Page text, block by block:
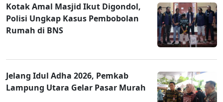
Kotak Amal Masjid Ikut Digondol,
Polisi Ungkap Kasus Pembobolan
Rumah di BNS
Jelang Idul Adha 2026, Pemkab
Lampung Utara Gelar Pasar Murah